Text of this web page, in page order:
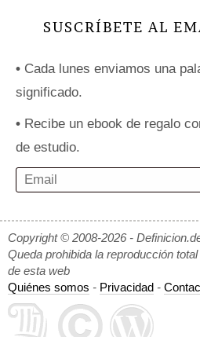
SUSCRÍBETE AL
• Cada lunes enviamos una
significado.
• Recibe un ebook de regalo
de estudio.
Copyright © 2008-2026 -
Queda prohibida la reproducción
de esta web
Quiénes somos - Privacidad -